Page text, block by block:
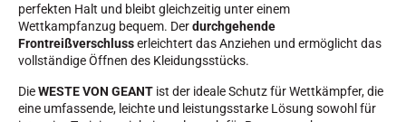
perfekten Halt und bleibt gleichzeitig unter einem
Wettkampfanzug bequem. Derdurchgehende
Frontreißverschlusserleichtert das Anziehen und ermöglicht das
vollständige Öffnen des Kleidungsstücks.
DieWESTE VON GEANT ist der ideale Schutz für Wettkämpfer, die
eine umfassende, leichte und leistungsstarke Lösung sowohl für